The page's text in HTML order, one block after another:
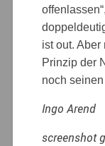
ist out.
Prinzip der
noch
Ingo Arend
screenshot